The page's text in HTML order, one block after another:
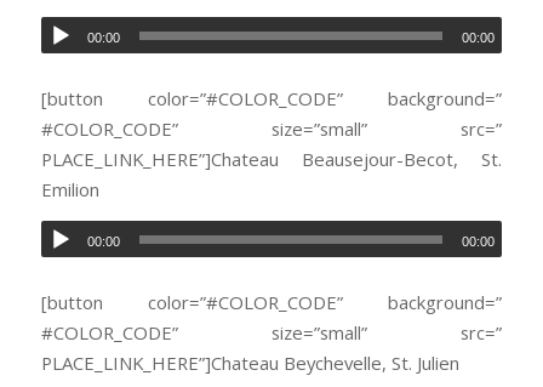
00:00 00:00
[button color=”#COLOR_CODE” background=”
#COLOR_CODE” size=”small” src=”
PLACE_LINK_HERE”]Chateau Beausejour-Becot, St.
Emilion
00:00 00:00
[button color=”#COLOR_CODE” background=”
#COLOR_CODE” size=”small” src=”
PLACE_LINK_HERE”]Chateau Beychevelle, St. Julien